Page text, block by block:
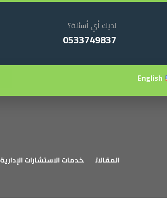
لديك أي أسئلة؟
0533749837
English
المقالات خدمات الاستشارات الإدارية